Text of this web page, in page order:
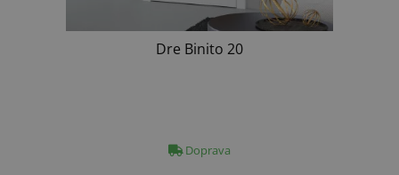
Dre Binito 20
Doprava